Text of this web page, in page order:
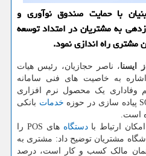
با حمایت صندوق نوآوری و
به مشتریان در امتداد توسعه
راه اندازی نمود.
ایسنا، ناصر حجازیان، رئیس هیات
به خاصیت های فنی سامانه
وفاداری یک محصول نرم افزاری
خدمات بانکی
است.
ارتباط بادستگاه
های POS را
مشتریان توضیح داد: مشتری به
همان مالک کسب و کار است، درصد